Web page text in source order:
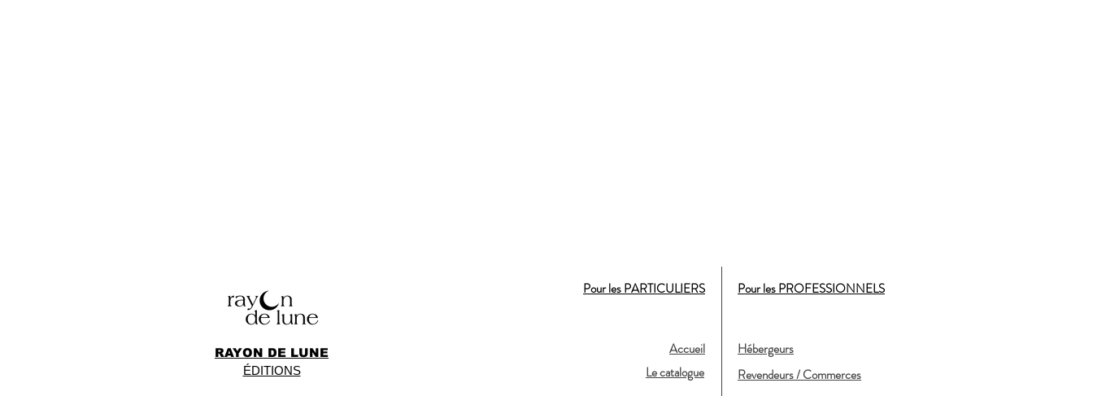
RAYON DE LUNE
ÉDITIONS
Pour les PARTICULIERS Pour les PROFESSIONNELS
Accueil
Le catalogue
Hébergeurs
Revendeurs / Commerces